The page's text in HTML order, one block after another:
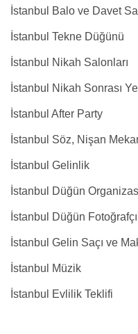
İstanbul Balo ve Davet
İstanbul Tekne Düğünü
İstanbul Nikah Salonları
İstanbul Nikah Sonrası
İstanbul After Party
İstanbul Söz, Nişan
İstanbul Gelinlik
İstanbul Düğün
İstanbul Düğün
İstanbul Gelin Saçı ve
İstanbul Müzik
İstanbul Evlilik Teklifi